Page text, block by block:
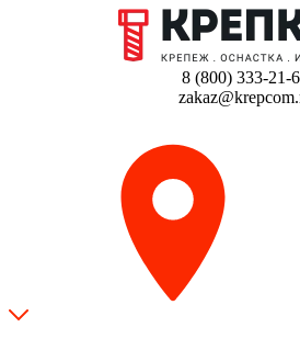
8 (800) 333-21-